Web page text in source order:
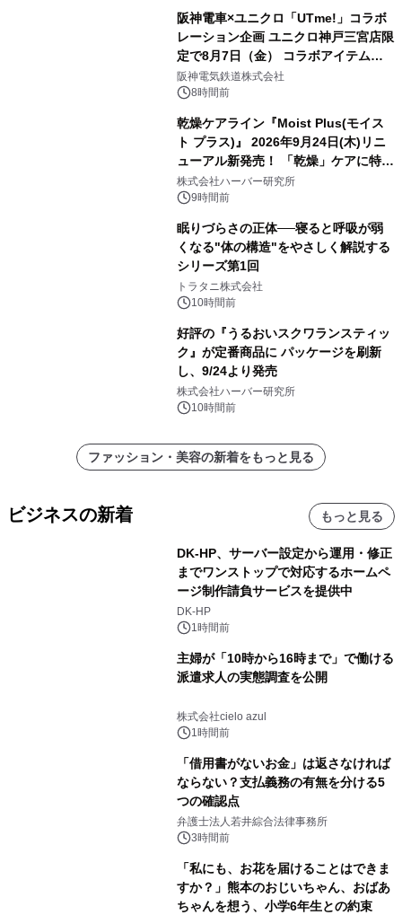
阪神電車×ユニクロ「UTme!」コラボ
レーション企画 ユニクロ神戸三宮店限
定で8月7日（金） コラボアイテムが
発売決定！
阪神電気鉄道株式会社
8時間前
乾燥ケアライン『Moist Plus(モイス
ト プラス)』 2026年9月24日(木)リニ
ューアル新発売！ 「乾燥」ケアに特化
し、ライン使いで潤いに満ちた肌へ
株式会社ハーバー研究所
9時間前
眠りづらさの正体──寝ると呼吸が弱
くなる"体の構造"をやさしく解説する
シリーズ第1回
トラタニ株式会社
10時間前
好評の『うるおいスクワランスティッ
ク』が定番商品に パッケージを刷新
し、9/24より発売
株式会社ハーバー研究所
10時間前
ファッション・美容の新着をもっと見る
ビジネスの新着 もっと見る
DK-HP、サーバー設定から運用・修正
までワンストップで対応するホームペ
ージ制作請負サービスを提供中
DK-HP
1時間前
主婦が「10時から16時まで」で働ける
派遣求人の実態調査を公開
株式会社cielo azul
1時間前
「借用書がないお金」は返さなければ
ならない？支払義務の有無を分ける5
つの確認点
弁護士法人若井綜合法律事務所
3時間前
「私にも、お花を届けることはできま
すか？」熊本のおじいちゃん、おばあ
ちゃんを想う、小学6年生との約束